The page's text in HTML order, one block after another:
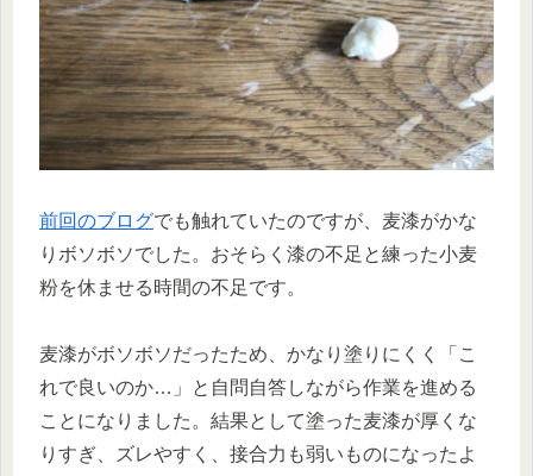
前回のブログでも触れていたのですが、麦漆がかな
りボソボソでした。おそらく漆の不足と練った小麦
粉を休ませる時間の不足です。
麦漆がボソボソだったため、かなり塗りにくく「こ
れで良いのか…」と自問自答しながら作業を進める
ことになりました。結果として塗った麦漆が厚くな
りすぎ、ズレやすく、接合力も弱いものになったよ